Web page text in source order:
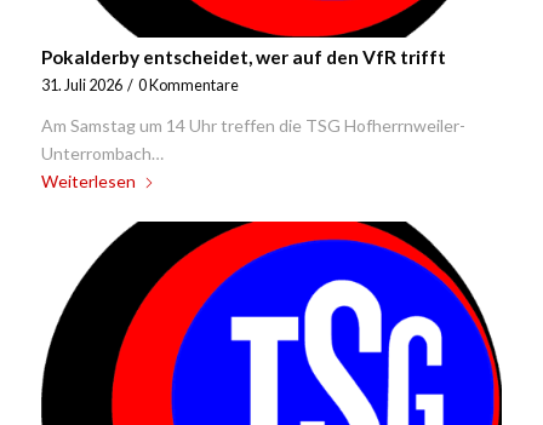
Pokalderby entscheidet, wer auf den VfR trifft
31. Juli 2026 / 0 Kommentare
Am Samstag um 14 Uhr treffen die TSG Hofherrnweiler-
Unterrombach…
Weiterlesen